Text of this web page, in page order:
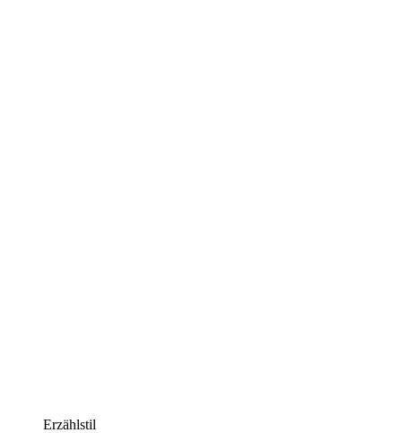
Erzählstil